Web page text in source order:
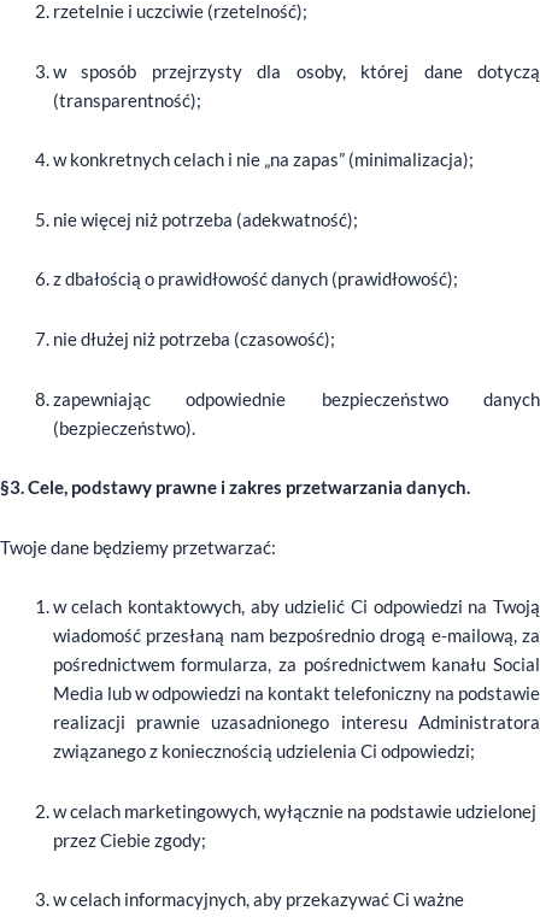
rzetelnie i uczciwie (rzetelność);
w sposób przejrzysty dla osoby, której dane dotyczą
(transparentność);
w konkretnych celach i nie „na zapas” (minimalizacja);
nie więcej niż potrzeba (adekwatność);
z dbałością o prawidłowość danych (prawidłowość);
nie dłużej niż potrzeba (czasowość);
zapewniając odpowiednie bezpieczeństwo danych
(bezpieczeństwo).
§3. Cele, podstawy prawne i zakres przetwarzania danych.
Twoje dane będziemy przetwarzać:
w celach kontaktowych, aby udzielić Ci odpowiedzi na Twoją
wiadomość przesłaną nam bezpośrednio drogą e-mailową, za
pośrednictwem formularza, za pośrednictwem kanału Social
Media lub w odpowiedzi na kontakt telefoniczny na podstawie
realizacji prawnie uzasadnionego interesu Administratora
związanego z koniecznością udzielenia Ci odpowiedzi;
w celach marketingowych, wyłącznie na podstawie udzielonej
przez Ciebie zgody;
w celach informacyjnych, aby przekazywać Ci ważne